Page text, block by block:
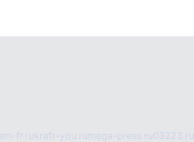
fr.rukraft-you.ru mega-press.ru03223.ru